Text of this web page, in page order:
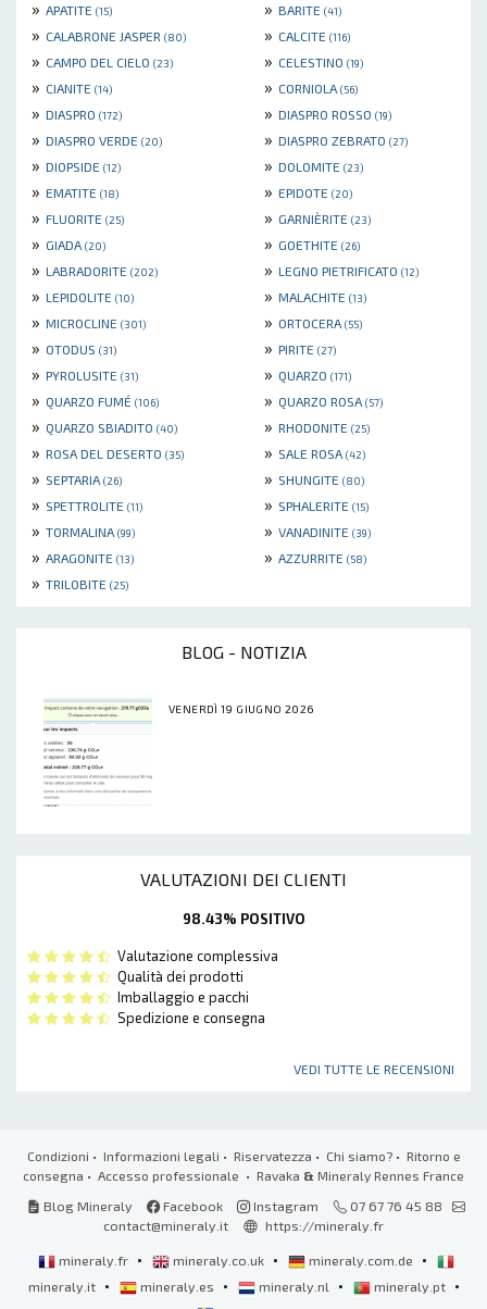
» APATITE (15) » BARITE (41)
» CALABRONE JASPER (80) » CALCITE (116)
» CAMPO DEL CIELO (23) » CELESTINO (19)
» CIANITE (14) » CORNIOLA (56)
» DIASPRO (172) » DIASPRO ROSSO (19)
» DIASPRO VERDE (20) » DIASPRO ZEBRATO (27)
» DIOPSIDE (12) » DOLOMITE (23)
» EMATITE (18) » EPIDOTE (20)
» FLUORITE (25) » GARNIÈRITE (23)
» GIADA (20) » GOETHITE (26)
» LABRADORITE (202) » LEGNO PIETRIFICATO (12)
» LEPIDOLITE (10) » MALACHITE (13)
» MICROCLINE (301) » ORTOCERA (55)
» OTODUS (31) » PIRITE (27)
» PYROLUSITE (31) » QUARZO (171)
» QUARZO FUMÉ (106) » QUARZO ROSA (57)
» QUARZO SBIADITO (40) » RHODONITE (25)
» ROSA DEL DESERTO (35) » SALE ROSA (42)
» SEPTARIA (26) » SHUNGITE (80)
» SPETTROLITE (11) » SPHALERITE (15)
» TORMALINA (99) » VANADINITE (39)
» ARAGONITE (13) » AZZURRITE (58)
» TRILOBITE (25)
BLOG - NOTIZIA
VENERDÌ 19 GIUGNO 2026
VALUTAZIONI DEI CLIENTI
98.43% POSITIVO
Valutazione complessiva
Qualità dei prodotti
Imballaggio e pacchi
Spedizione e consegna
VEDI TUTTE LE RECENSIONI
Condizioni • Informazioni legali • Riservatezza • Chi siamo?• Ritorno e
consegna • Accesso professionale • Ravaka & Mineraly Rennes France
Blog Mineraly
Facebook Instagram
07 67 76 45 88
contact@mineraly.it
https://mineraly.fr
mineraly.fr • mineraly.co.uk • mineraly.com.de •
mineraly.it • mineraly.es • mineraly.nl • mineraly.pt •